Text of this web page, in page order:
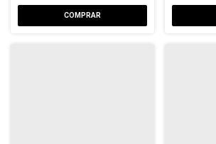
COMPRAR